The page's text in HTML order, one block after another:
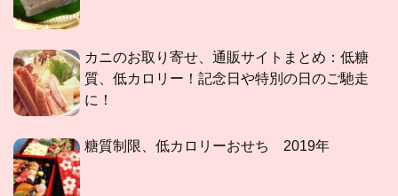
カニのお取り寄せ、通販サイトまとめ：低糖
質、低カロリー！記念日や特別の日のご馳走
に！
糖質制限、低カロリーおせち 2019年